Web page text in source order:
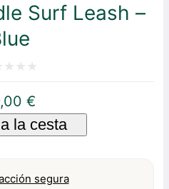
Surf Leash –
€
la cesta
segura